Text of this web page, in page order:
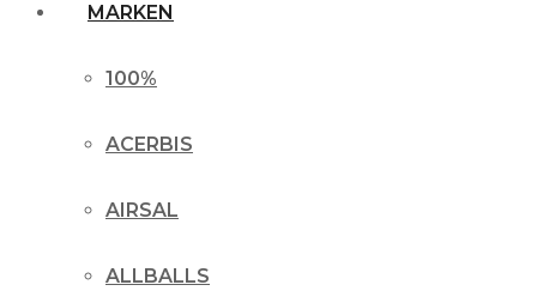
MARKEN
100%
ACERBIS
AIRSAL
ALLBALLS